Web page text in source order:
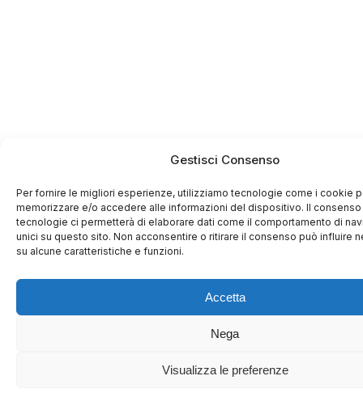
Gestisci Consenso
Per fornire le migliori esperienze, utilizziamo tecnologie come i cookie
memorizzare e/o accedere alle informazioni del dispositivo. Il
tecnologie ci permetterà di elaborare dati come il comportamento di
unici su questo sito. Non acconsentire o ritirare il consenso può influire
su alcune caratteristiche e funzioni.
Accetta
Nega
Visualizza le preferenze